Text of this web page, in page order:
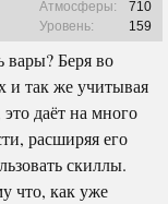
Атмосферы:
710
Уровень:
159
вары? Беря во
и так же учитывая
даёт на много
расширяя его
скиллы.
что, как уже